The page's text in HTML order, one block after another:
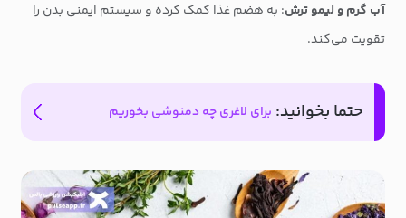
آب گرم و لیمو ترش: به هضم غذا کمک کرده و سیستم ایمنی بدن را
تقویت می‌کند.
حتما بخوانید: برای لاغری چه دمنوشی بخوریم